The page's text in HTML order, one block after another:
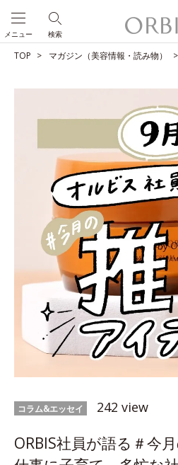
検索
メニュー
TOP マガジン（美容情報・読み物）
コラム&エッセイ 242 view
ORBIS社員が語る＃今